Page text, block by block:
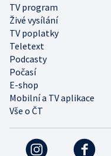
TV program
Živé vysílání
TV poplatky
Teletext
Podcasty
Počasí
E-shop
Mobilní a TV aplikace
Vše o ČT